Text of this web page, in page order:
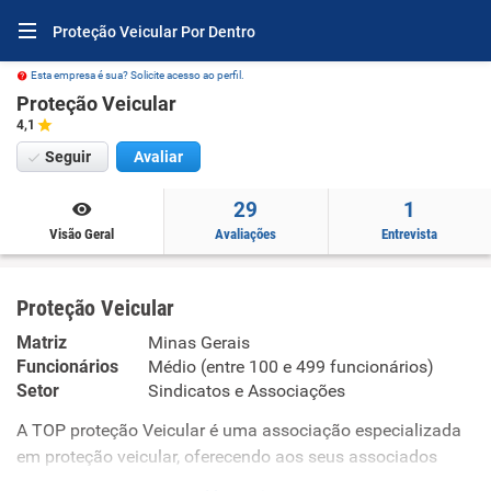
Proteção Veicular Por Dentro
Esta empresa é sua? Solicite acesso ao perfil.
Proteção Veicular
4,1
Seguir Avaliar
Visão Geral
29
Avaliações
1
Entrevista
Proteção Veicular
Matriz
Minas Gerais
Funcionários
Médio (entre 100 e 499 funcionários)
Setor
Sindicatos e Associações
A TOP proteção Veicular é uma associação especializada
em proteção veicular, oferecendo aos seus associados